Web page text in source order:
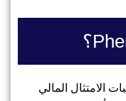
الامتثال المالي